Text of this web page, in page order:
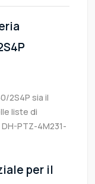
2S4P sia il
liste di
PTZ-4M231-
per il